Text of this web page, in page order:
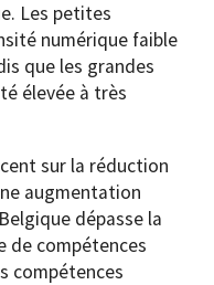
Les petites
numérique faible
que les grandes
élevée à très
sur la réduction
augmentation
dépasse la
de compétences
compétences